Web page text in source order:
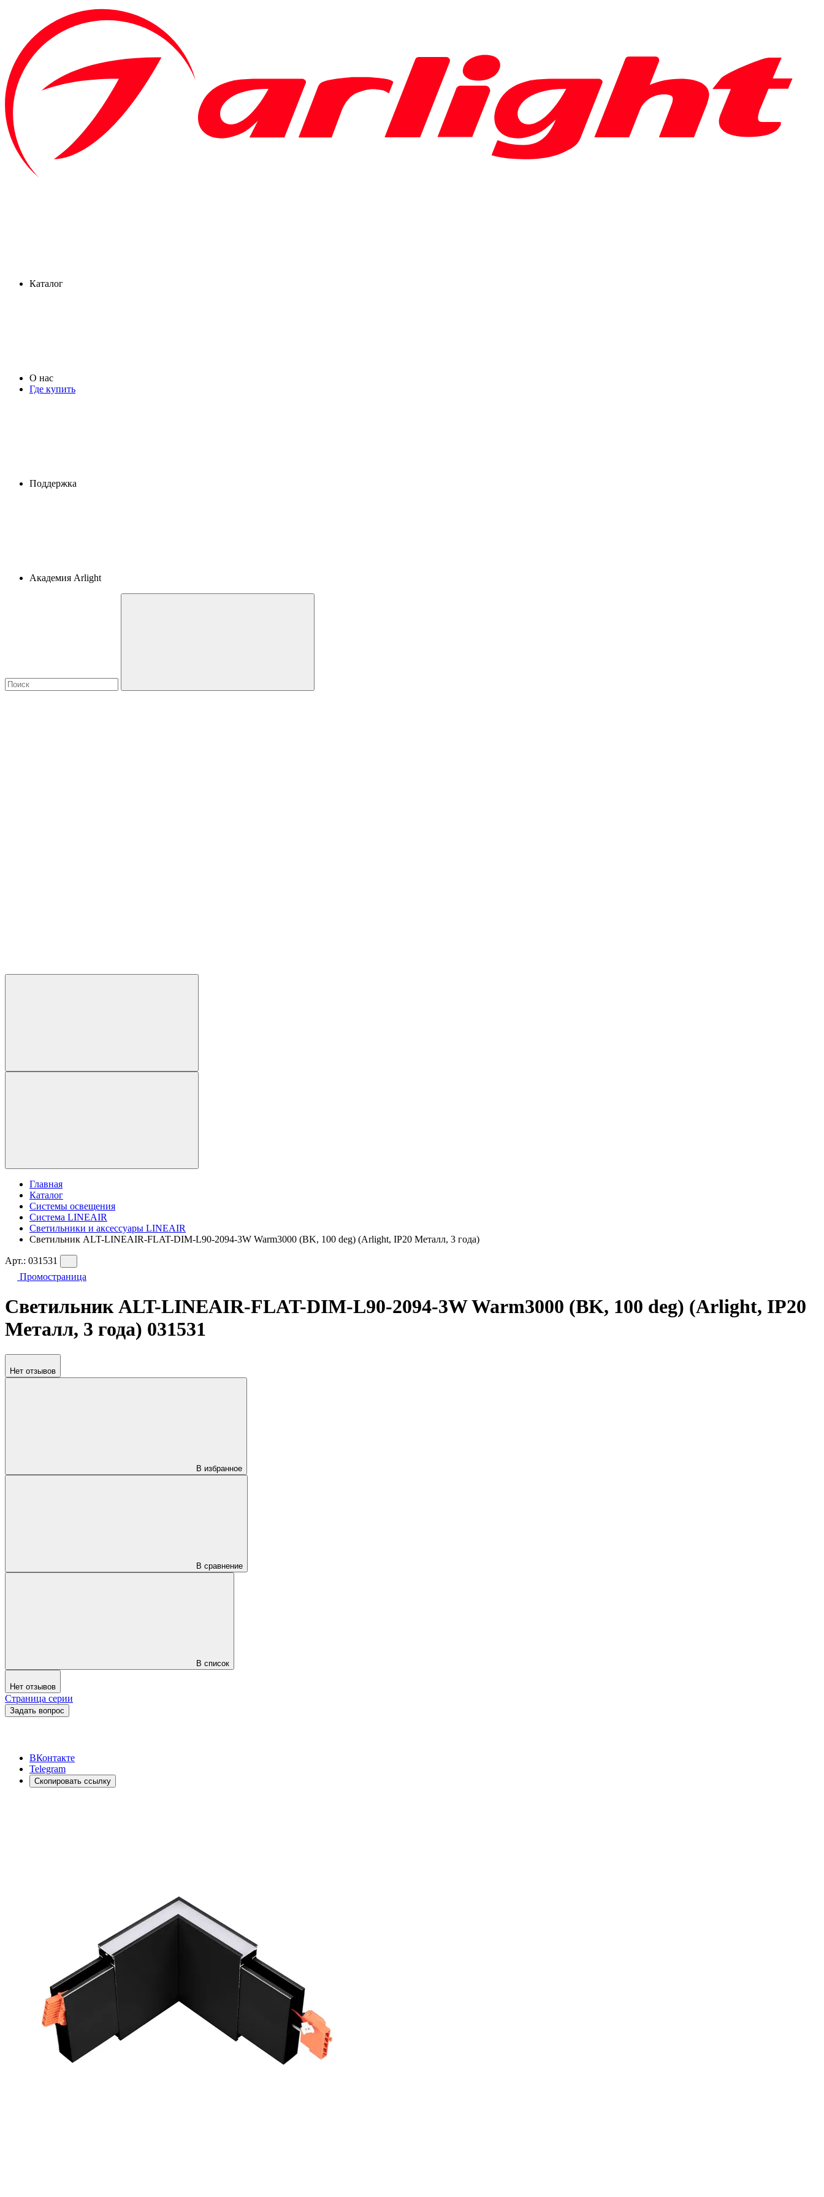
Каталог
О нас
Где купить
Поддержка
Академия Arlight
Главная
Каталог
Системы освещения
Система LINEAIR
Светильники и аксессуары LINEAIR
Светильник ALT-LINEAIR-FLAT-DIM-L90-2094-3W Warm3000 (BK, 100 deg) (Arlight, IP20 Металл, 3 года)
Арт.: 031531
Промостраница
Светильник ALT-LINEAIR-FLAT-DIM-L90-2094-3W Warm3000 (BK, 100 deg) (Arlight, IP20
Металл, 3 года) 031531
Нет отзывов
В избранное
В сравнение
В список
Нет отзывов
Страница серии
Задать вопрос
ВКонтакте
Telegram
Скопировать ссылку